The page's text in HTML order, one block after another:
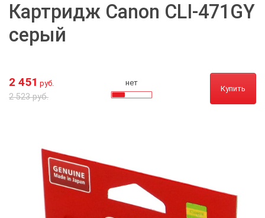
Картридж Canon CLI-471GY
серый
2 451 руб.
2 523 руб.
нет
Купить